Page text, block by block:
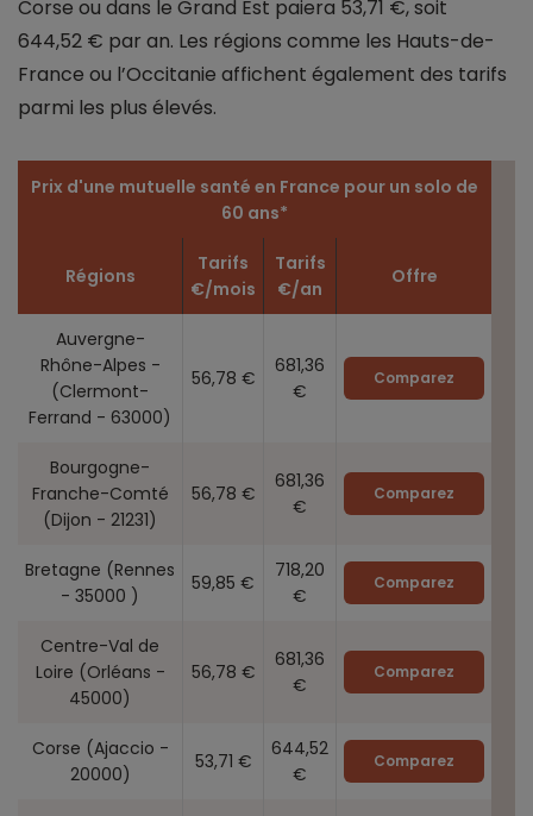
Corse ou dans le Grand Est paiera 53,71 €, soit
644,52 € par an. Les régions comme les Hauts-de-
France ou l’Occitanie affichent également des tarifs
parmi les plus élevés.
Prix d'une mutuelle santé en France pour un solo de
60 ans*
Régions
Tarifs
€/mois
Tarifs
€/an
Offre
Auvergne-
Rhône-Alpes -
(Clermont-
Ferrand - 63000)
56,78 €
681,36
€
Comparez
Bourgogne-
Franche-Comté
(Dijon - 21231)
56,78 €
681,36
€
Comparez
Bretagne (Rennes
- 35000 )
59,85 €
718,20
€
Comparez
Centre-Val de
Loire (Orléans -
45000)
56,78 €
681,36
€
Comparez
Corse (Ajaccio -
20000)
53,71 €
644,52
€
Comparez